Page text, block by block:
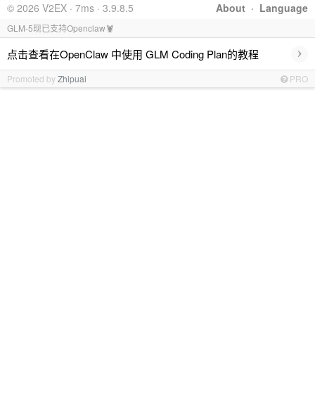
About · Language
© 2026 V2EX · 7ms · 3.9.8.5
GLM-5现已支持Openclaw🦞
点击查看在OpenClaw 中使用 GLM Coding Plan的教程 ›
Promoted byZhipuai PRO